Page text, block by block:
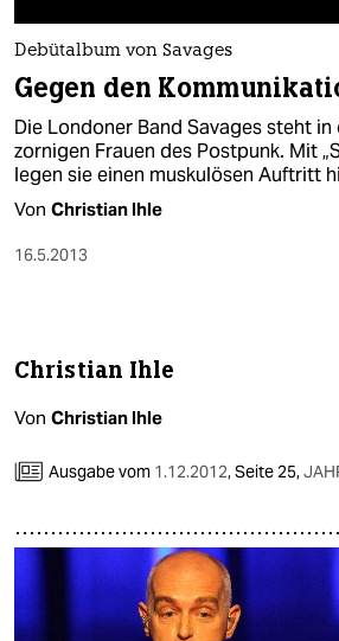
Debütalbum von Savages
Gegen den
Die Londoner Band Savages steht
zornigen Frauen des Postpunk. Mit
legen sie einen muskulösen Auftritt
Von Christian Ihle
16.5.2013
Christian Ihle
Von Christian Ihle
Ausgabe vom 1.12.2012,Seite 25,